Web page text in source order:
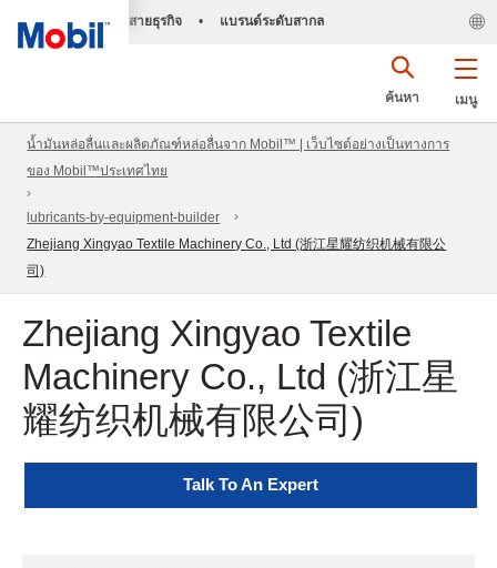
สายธุรกิจ • แบรนด์ระดับสากล
เมนู
ค้นหา
น้ำมันหล่อลื่นและผลิตภัณฑ์หล่อลื่นจาก Mobil™ | เว็บไซต์อย่างเป็นทางการ
ของ Mobil™ประเทศไทย
lubricants-by-equipment-builder
Zhejiang Xingyao Textile Machinery Co., Ltd (浙江星耀纺织机械有限公
司)
Zhejiang Xingyao Textile
Machinery Co., Ltd (浙江星
耀纺织机械有限公司)
Talk To An Expert